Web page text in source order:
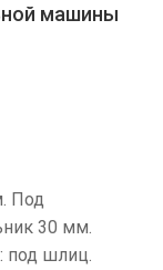
машины
Под
30 мм.
под шлиц.